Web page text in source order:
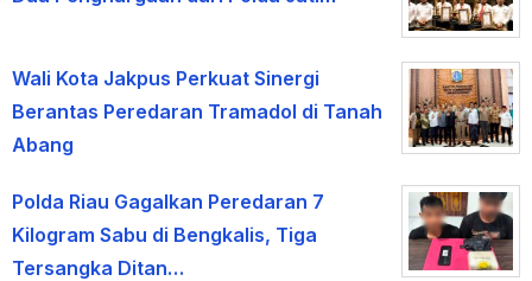
Wali Kota Jakpus Perkuat Sinergi
Berantas Peredaran Tramadol di Tanah
Abang
Polda Riau Gagalkan Peredaran 7
Kilogram Sabu di Bengkalis, Tiga
Tersangka Ditan…